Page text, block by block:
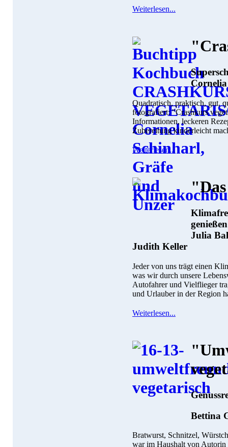
Weiterlesen...
Quadratisch, praktisch, gut,
fotografiert: "Crashkurs
Informationen, leckeren
Zubereitung kinderleicht
Weiterlesen...
genießen
Julia
Judith Keller
Jeder von uns trägt einen
was wir durch unsere
Autofahrer und Vielflieger
und Urlauber in der Region
Weiterlesen...
Bettina
Bratwurst, Schnitzel,
war im Haushalt von